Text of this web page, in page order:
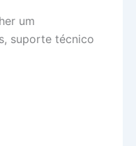
um
suporte técnico